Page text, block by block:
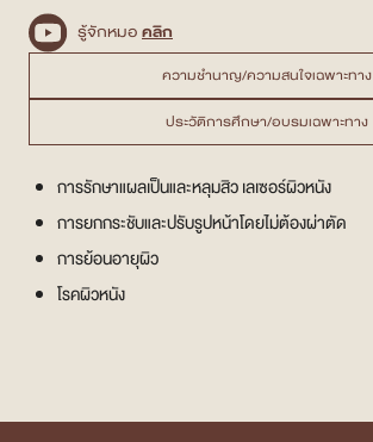
สาขา นครปฐม
ไทย
ความชำนาญ/ความสนใจเฉพาะทาง
ประวัติการศึกษา/อบรมเฉพาะทาง
รู้จักหมอคลิก
การรักษาแผลเป็นและหลุมสิว เลเซอร์ผิวหนัง
การยกกระชับและปรับรูปหน้าโดยไม่ต้องผ่าตัด
การย้อนอายุผิว
โรคผิวหนัง